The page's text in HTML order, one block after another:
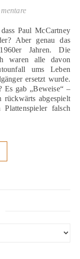
Aber genau das
Jahren. Die
waren alle davon
ums Leben
ersetzt wurde.
Es gab „Beweise“ –
rückwärts abgespielt
falsch